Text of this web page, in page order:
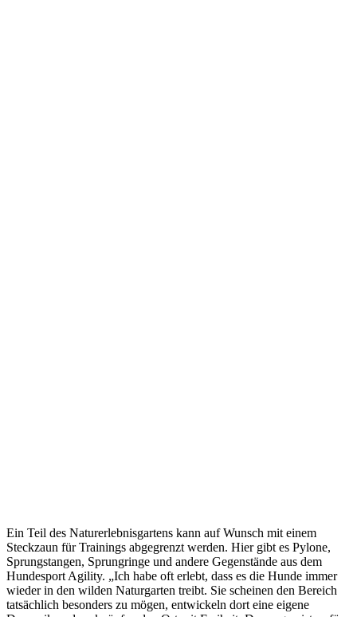
Ein Teil des Naturerlebnisgartens kann auf Wunsch mit einem
Steckzaun für Trainings abgegrenzt werden. Hier gibt es Pylone,
Sprungstangen, Sprungringe und andere Gegenstände aus dem
Hundesport Agility. „Ich habe oft erlebt, dass es die Hunde immer
wieder in den wilden Naturgarten treibt. Sie scheinen den Bereich
tatsächlich besonders zu mögen, entwickeln dort eine eigene